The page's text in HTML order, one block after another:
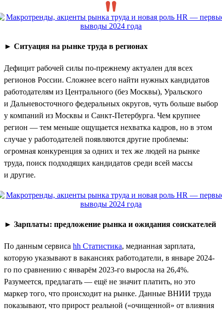
► Ситуация на рынке труда в регионах
Дефицит рабочей силы по-прежнему актуален для всех
регионов России. Сложнее всего найти нужных кандидатов
работодателям из Центрального (без Москвы), Уральского
и Дальневосточного федеральных округов, чуть больше выбор
у компаний из Москвы и Санкт-Петербурга. Чем крупнее
регион — тем меньше ощущается нехватка кадров, но в этом
случае у работодателей появляются другие проблемы:
огромная конкуренция за одних и тех же людей на рынке
труда, поиск подходящих кандидатов среди всей массы
и другие.
► Зарплаты: предложение рынка и ожидания соискателей
По данным сервиса hh Статистика, медианная зарплата,
которую указывают в вакансиях работодатели, в январе 2024-
го по сравнению с январём 2023-го выросла на 26,4%.
Разумеется, предлагать — ещё не значит платить, но это
маркер того, что происходит на рынке. Данные ВНИИ труда
показывают, что прирост реальной («очищенной» от влияния